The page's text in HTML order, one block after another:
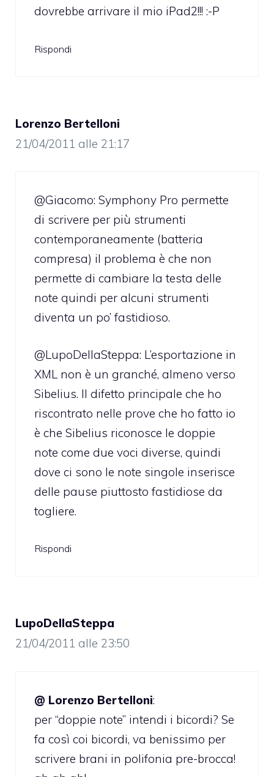
dovrebbe arrivare il mio iPad2!!! :-P
Rispondi
Lorenzo Bertelloni
21/04/2011 alle 21:17
@Giacomo: Symphony Pro permette
di scrivere per più strumenti
contemporaneamente (batteria
compresa) il problema è che non
permette di cambiare la testa delle
note quindi per alcuni strumenti
diventa un po’ fastidioso.
@LupoDellaSteppa: L’esportazione in
XML non è un granché, almeno verso
Sibelius. Il difetto principale che ho
riscontrato nelle prove che ho fatto io
è che Sibelius riconosce le doppie
note come due voci diverse, quindi
dove ci sono le note singole inserisce
delle pause piuttosto fastidiose da
togliere.
Rispondi
LupoDellaSteppa
21/04/2011 alle 23:50
@ Lorenzo Bertelloni:
per “doppie note” intendi i bicordi? Se
fa così coi bicordi, va benissimo per
scrivere brani in polifonia pre-brocca!